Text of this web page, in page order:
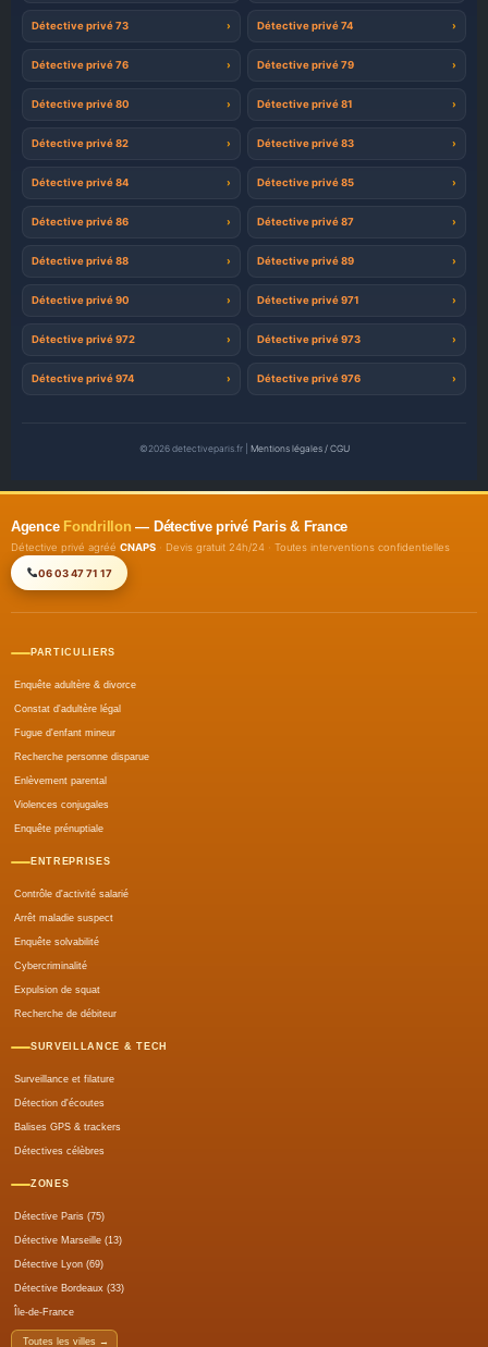
Détective privé 73 Détective privé 74
Détective privé 76 Détective privé 79
Détective privé 80 Détective privé 81
Détective privé 82 Détective privé 83
Détective privé 84 Détective privé 85
Détective privé 86 Détective privé 87
Détective privé 88 Détective privé 89
Détective privé 90 Détective privé 971
Détective privé 972 Détective privé 973
Détective privé 974 Détective privé 976
©2026 detectiveparis.fr | Mentions légales / CGU
Agence Fondrillon — Détective privé Paris & France
Détective privé agréé CNAPS · Devis gratuit 24h/24 · Toutes interventions confidentielles
06 03 47 71 17
PARTICULIERS
Enquête adultère & divorce
Constat d'adultère légal
Fugue d'enfant mineur
Recherche personne disparue
Enlèvement parental
Violences conjugales
Enquête prénuptiale
ENTREPRISES
Contrôle d'activité salarié
Arrêt maladie suspect
Enquête solvabilité
Cybercriminalité
Expulsion de squat
Recherche de débiteur
SURVEILLANCE & TECH
Surveillance et filature
Détection d'écoutes
Balises GPS & trackers
Détectives célèbres
ZONES
Détective Paris (75)
Détective Marseille (13)
Détective Lyon (69)
Détective Bordeaux (33)
Île-de-France
Toutes les villes →